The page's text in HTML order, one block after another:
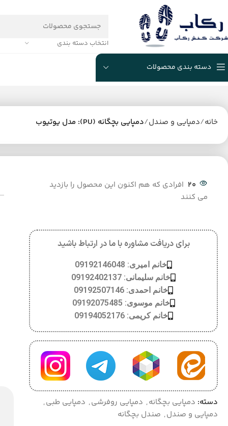
انتخاب دسته بندی
دسته بندی محصولات
خانه دمپایی و صندل دمپایی بچگانه (PU): مدل یوتیوب
20 افرادی که هم اکنون این محصول را بازدید
می کنند
برای دریافت مشاوره با ما در ارتباط باشید
خانم امیری: 09192146048
خانم سلیمانی: 09192402137
خانم احمدی: 09192507146
خانم موسوی: 09192075485
خانم کریمی: 09194052176
دسته: دمپایی بچگانه, دمپایی روفرشی, دمپایی طبی,
دمپایی و صندل, صندل بچگانه